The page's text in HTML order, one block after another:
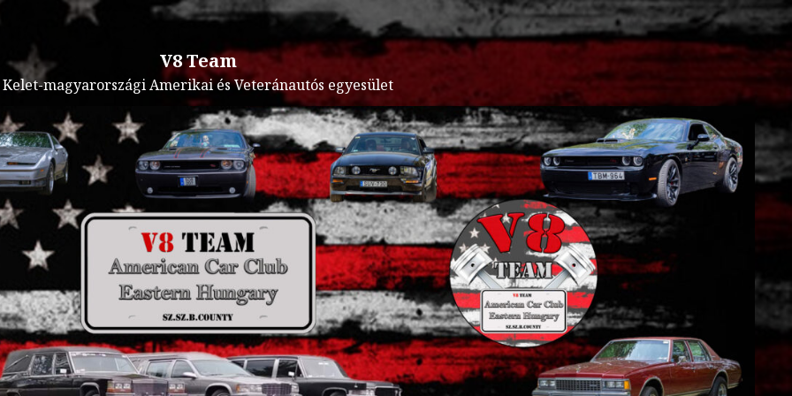
V8 Team
Kelet-magyarországi Amerikai és Veteránautós egyesület